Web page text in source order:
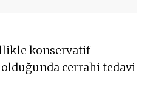
konservatif
olduğunda cerrahi tedavi